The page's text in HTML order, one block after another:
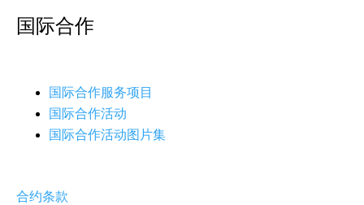
国际合作
国际合作服务项目
国际合作活动
国际合作活动图片集
合约条款